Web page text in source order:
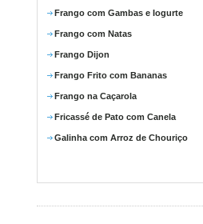
Frango com Gambas e Iogurte
Frango com Natas
Frango Dijon
Frango Frito com Bananas
Frango na Caçarola
Fricassé de Pato com Canela
Galinha com Arroz de Chouriço